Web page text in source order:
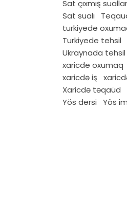
Sat çıxmış
Sat sualı
turkiyede
Turkiyede tehsil
Ukraynada tehsil
xaricde oxumaq
xaricdə iş
Xaricdə təqaüd
Yös dersi
Yös